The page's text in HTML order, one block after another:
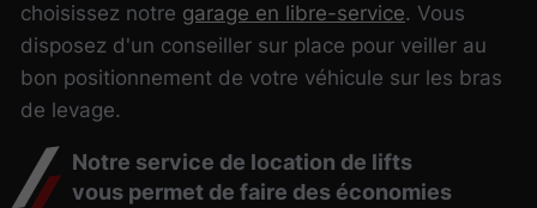
choisissez notre garage en libre-service. Vous
disposez d'un conseiller sur place pour veiller au
bon positionnement de votre véhicule sur les bras
de levage.
Notre service de location de lifts
vous permet de faire des économies